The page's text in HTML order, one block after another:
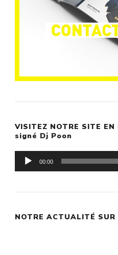
VISITEZ NOTRE SITE
signé Dj Poon
Lecteur
audio
00:00
NOTRE ACTUALITÉ SUR